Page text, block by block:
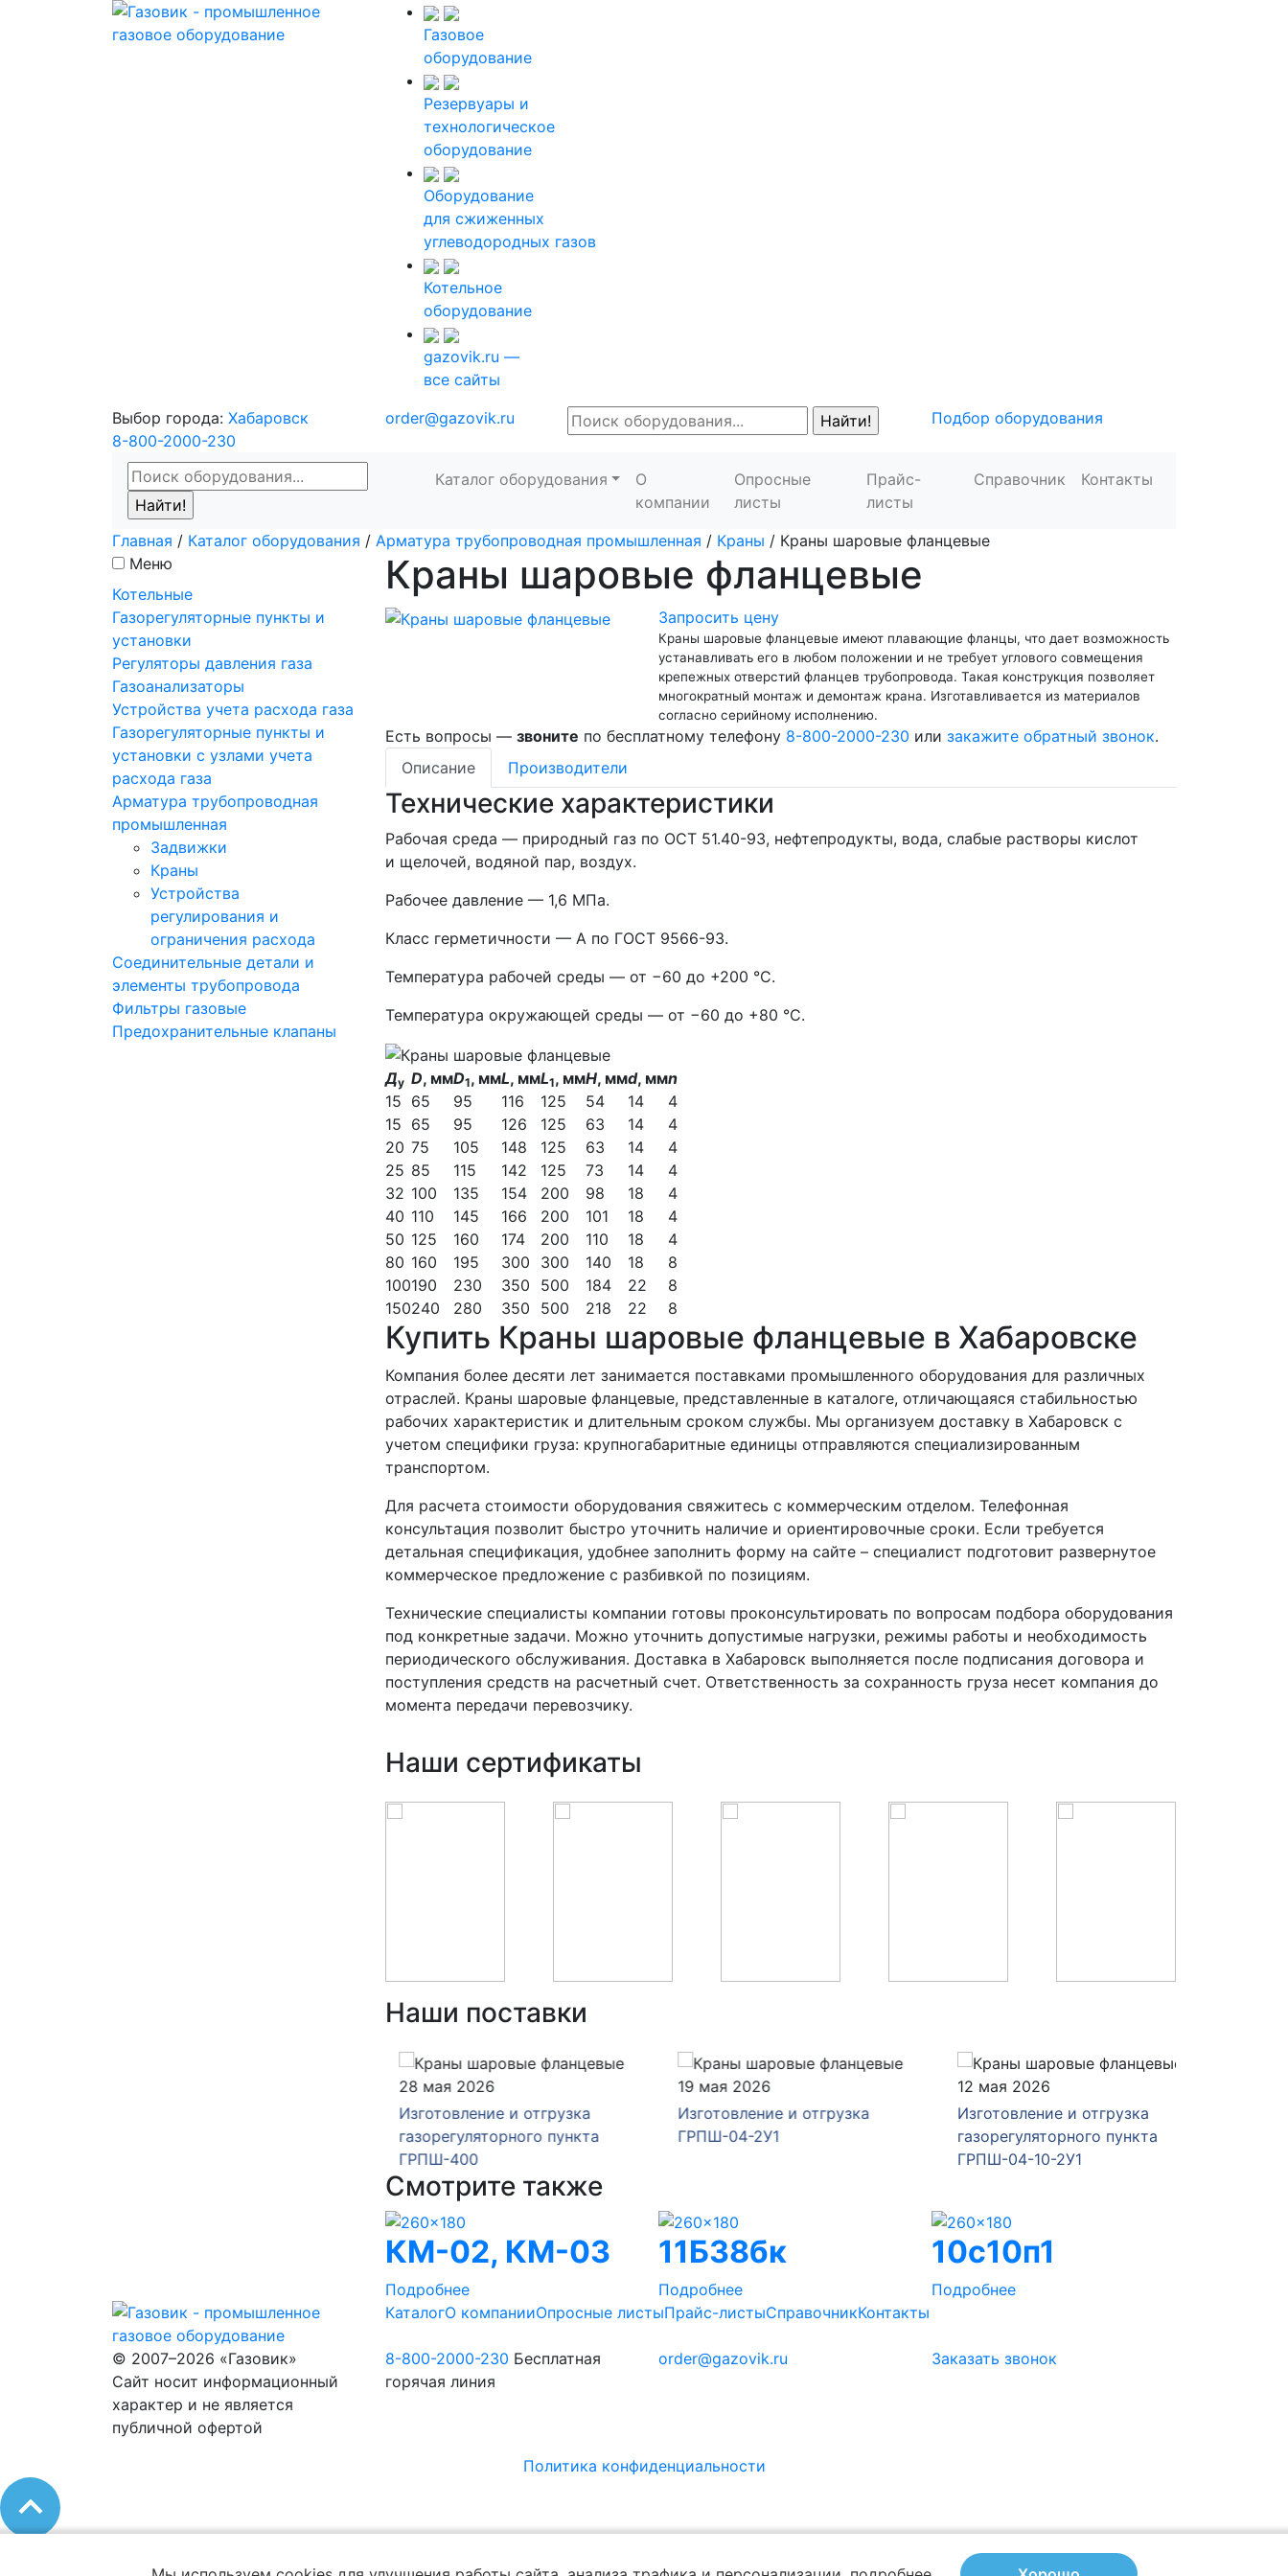
Газовое
оборудование
Резервуары и
технологическое
оборудование
Оборудование
для сжиженных
углеводородных газов
Котельное
оборудование
gazovik.ru —
все сайты
Выбор города: Хабаровск
8-800-2000-230
order@gazovik.ru Подбор оборудования
Каталог оборудования
О
компании
Опросные
листы
Прайс-
листы
Справочник Контакты
Главная / Каталог оборудования / Арматура трубопроводная промышленная / Краны / Краны шаровые фланцевые
Меню
Котельные
Газорегуляторные пункты и
установки
Регуляторы давления газа
Газоанализаторы
Устройства учета расхода газа
Газорегуляторные пункты и
установки с узлами учета
расхода газа
Арматура трубопроводная
промышленная
Задвижки
Краны
Устройства
регулирования и
ограничения расхода
Соединительные детали и
элементы трубопровода
Фильтры газовые
Предохранительные клапаны
Краны шаровые фланцевые
Запросить цену
Краны шаровые фланцевые имеют плавающие фланцы, что дает возможность
устанавливать его в любом положении и не требует углового совмещения
крепежных отверстий фланцев трубопровода. Такая конструкция позволяет
многократный монтаж и демонтаж крана. Изготавливается из материалов
согласно серийному исполнению.
Есть вопросы — звоните по бесплатному телефону 8-800-2000-230 или закажите обратный звонок.
Описание
Производители
Технические характеристики
Рабочая среда — природный газ по ОСТ 51.40-93, нефтепродукты, вода, слабые растворы кислот
и щелочей, водяной пар, воздух.
Рабочее давление — 1,6 МПа.
Класс герметичности — А по ГОСТ 9566-93.
Температура рабочей среды — от −60 до +200 °С.
Температура окружающей среды — от −60 до +80 °С.
Ду D, ммD1, ммL, ммL1, ммH, ммd, ммn
15 65 95 116 125 54 14
4
15 65 95 126 125 63 14
4
20 75 105 148 125 63 14
4
25 85 115 142 125 73 14
4
32 100 135 154 200 98 18
4
40 110 145 166 200 101 18
4
50 125 160 174 200 110 18
4
80 160 195 300 300 140 18
8
100190 230 350 500 184 22
8
150240 280 350 500 218 22 8
Купить Краны шаровые фланцевые в Хабаровске
Компания более десяти лет занимается поставками промышленного оборудования для различных
отраслей. Краны шаровые фланцевые, представленные в каталоге, отличающаяся стабильностью
рабочих характеристик и длительным сроком службы. Мы организуем доставку в Хабаровск с
учетом специфики груза: крупногабаритные единицы отправляются специализированным
транспортом.
Для расчета стоимости оборудования свяжитесь с коммерческим отделом. Телефонная
консультация позволит быстро уточнить наличие и ориентировочные сроки. Если требуется
детальная спецификация, удобнее заполнить форму на сайте – специалист подготовит развернутое
коммерческое предложение с разбивкой по позициям.
Технические специалисты компании готовы проконсультировать по вопросам подбора оборудования
под конкретные задачи. Можно уточнить допустимые нагрузки, режимы работы и необходимость
периодического обслуживания. Доставка в Хабаровск выполняется после подписания договора и
поступления средств на расчетный счет. Ответственность за сохранность груза несет компания до
момента передачи перевозчику.
Наши сертификаты
Наши поставки
28 мая 2026
Изготовление и отгрузка
газорегуляторного пункта
ГРПШ-400
19 мая 2026
Изготовление и отгрузка
ГРПШ-04-2У1
12 мая 2026
Изготовление и отгрузка
газорегуляторного пункта
ГРПШ-04-10-2У1
Смотрите также
КМ-02, КМ-03
Подробнее
11Б38бк
Подробнее
10с10п1
Подробнее
КаталогО компанииОпросные листыПрайс-листыСправочникКонтакты
© 2007–2026 «Газовик»
Сайт носит информационный
характер и не является
публичной офертой
8-800-2000-230 Бесплатная
горячая линия
order@gazovik.ru Заказать звонок
Политика конфиденциальности